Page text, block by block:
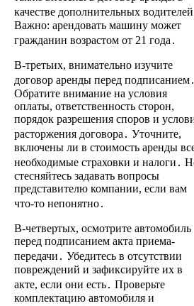
качестве дополнительных
Важно: арендовать машину может
гражданин возрастом от 21 года․
В-третьих, внимательно изучите
договор аренды перед подписанием․
Обратите внимание на условия
оплаты, ответственность сторон,
порядок разрешения споров и
расторжения договора․ Уточните,
включены ли в стоимость аренды
необходимые страховки и налоги․
стесняйтесь задавать вопросы
представителю компании, если вам
что-то непонятно․
В-четвертых, осмотрите автомобиль
перед подписанием акта приема-
передачи․ Убедитесь в отсутствии
повреждений и зафиксируйте их в
акте, если они есть․ Проверьте
комплектацию автомобиля и